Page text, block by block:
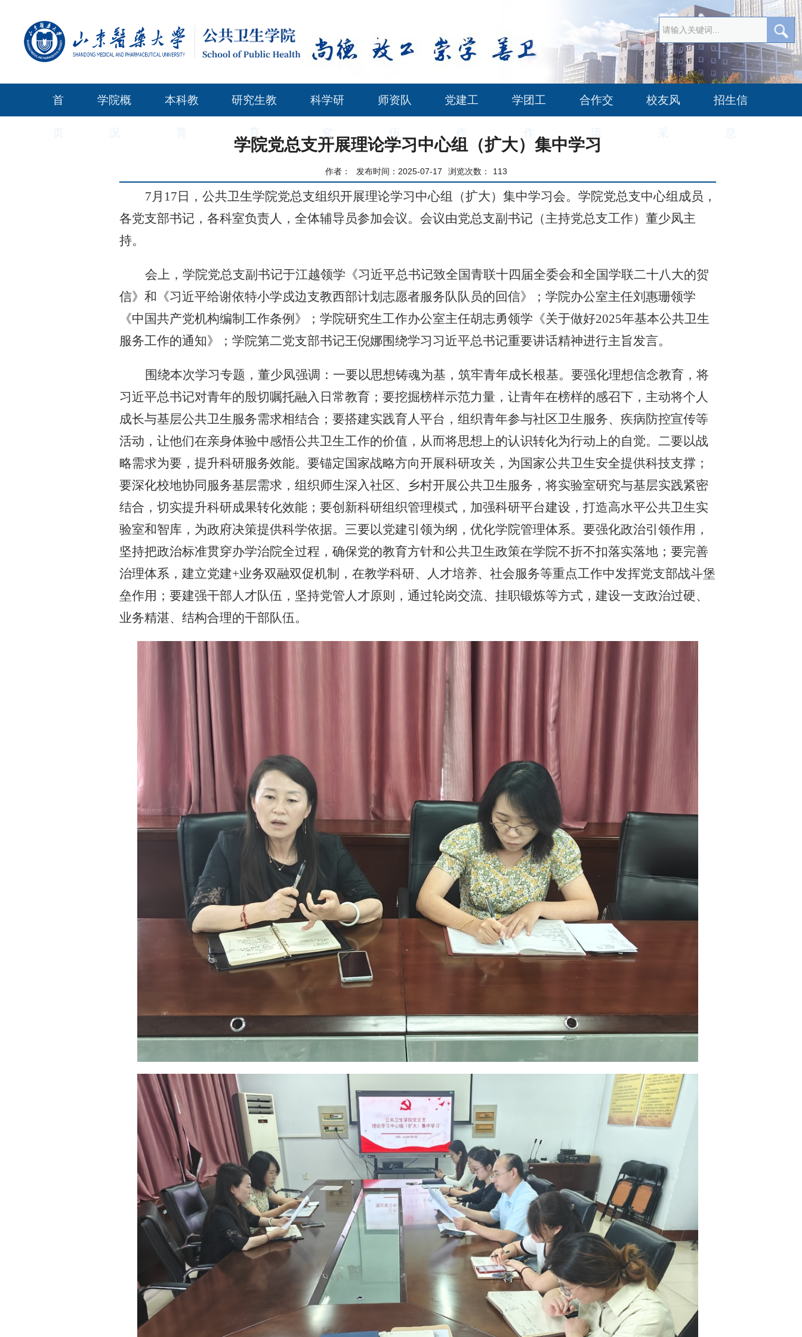
首 学院概 本科教 研究生教 科学研 师资队 党建工 学团工 合作交 校友风 招生信
学院党总支开展理论学习中心组（扩大）集中学习
作者： 发布时间：2025-07-17 浏览次数： 113
7月 17 日， 公共卫生学院党总支组织开展理论学习中心组（扩大）集中学习会。学院党总支中心组成员，
各党支部书记， 各科室负责人， 全体辅导员参加会议。会议由党总支副 书记 （主持党总支工作） 董少凤主
持。
会上， 学院党总支副书记于江越领学《习近平总书记致全国青联十四届全委会和全国学联二十八大的贺
信》和《习近平给谢依特小学戍边支教西部计划志愿者服务队队员的回信》；学院办公室主任刘惠珊领学
《中国共产党机构编制工作条例》；学院研究生工作办公室主任胡志勇领学《关于做好2025年基本公共卫生
服务工作的通知》； 学院第二党支部书记王倪娜围绕学习习近平总书记重要讲话精神进行主旨发言。
围绕本次学习专题，董少凤强调：一要以思想铸魂为基，筑牢青年成长根基。要强化理想信念教育 ， 将
习近平总书记对青年的殷切嘱托融入日常教育；要挖掘榜样示范力量，让青年在榜样的感召下，主动将个人
成长与基层公共卫生服务需求相结合；要搭建实践育人平台，组织青年参与社区卫生服务、疾病防控宣传等
活动，让他们在亲身体验中感悟公共卫生工作的价值，从而将思想上的认识转化为行动上的自觉。二要以战
略需求为要，提升科研服务效能。要锚定国家战略方向开展科研攻关，为国家公共卫生安全提供科技支撑；
要深化校地协同服务基层需求，组织师生深入社区、乡村开展公共卫生服务，将实验室研究与基层实践紧密
结合，切实提升科研成果转化效能；要创新科研组织管理模式，加强科研平台建设，打造高水平公共卫生实
验室和智库，为政府决策提供科学依据。 三要以党建引领为纲，优化学院管理体系。要强化政治引领作用，
坚持把政治标准贯穿办学治院全过程，确保党的教育方针和公共卫生政策在学院不折不扣落实落地；要完善
治理体系，建立党建+业务双融双促机制，在教学科研、人才培养、社会服务等重点工作中发挥党支部战斗堡
垒作用；要建强干部人才队伍，坚持党管人才原则，通过轮岗交流、挂职锻炼等方式，建设一支政治过硬、
业务精湛、结构合理的干部队伍。